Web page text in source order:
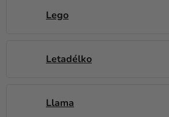
Lego
Letadélko
Llama